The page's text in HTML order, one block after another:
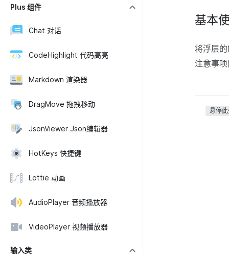
Plus 组件
Chat 对话
CodeHighlight 代码高亮
Markdown 渲染器
DragMove 拖拽移动
JsonViewer Json编辑器
HotKeys 快捷键
Lottie 动画
AudioPlayer 音频播放器
VideoPlayer 视频播放器
输入类
基本
将浮层
注意事
悬停